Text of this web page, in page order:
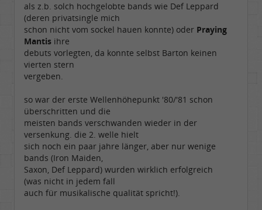
als z.b. solch hochgelobte bands wie Def Leppard
(deren privatsingle mich
schon nicht vom sockel hauen konnte) oder Praying
Mantis ihre
debuts vorlegten, da konnte selbst Barton keinen
vierten stern
vergeben.
so war der erste Wellenhöhepunkt '80/'81 schon
überschritten und die
meisten bands verschwanden wieder in der
versenkung. die 2. welle hielt
sich noch ein paar jahre länger, aber nur wenige
bands (Iron Maiden,
Saxon, Def Leppard) wurden wirklich erfolgreich
(was nicht in jedem fall
auch für musikalische qualität spricht!).